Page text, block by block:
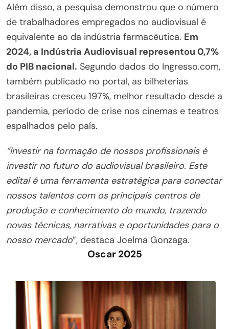
Além disso, a pesquisa demonstrou que o número
de trabalhadores empregados no audiovisual é
equivalente ao da indústria farmacêutica. Em
2024, a Indústria Audiovisual representou 0,7%
do PIB nacional. Segundo dados do Ingresso.com,
também publicado no portal, as bilheterias
brasileiras cresceu 197%, melhor resultado desde a
pandemia, período de crise nos cinemas e teatros
espalhados pelo país.
“Investir na formação de nossos profissionais é
investir no futuro do audiovisual brasileiro. Este
edital é uma ferramenta estratégica para conectar
nossos talentos com os principais centros de
produção e conhecimento do mundo, trazendo
novas técnicas, narrativas e oportunidades para o
nosso mercado”, destaca Joelma Gonzaga.
Oscar 2025